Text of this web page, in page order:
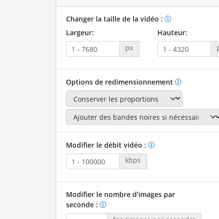
Changer la taille de la vidéo :
Largeur:
px
Hauteur:
Options de redimensionnement
Modifier le débit vidéo :
kbps
Modifier le nombre d’images par
seconde :